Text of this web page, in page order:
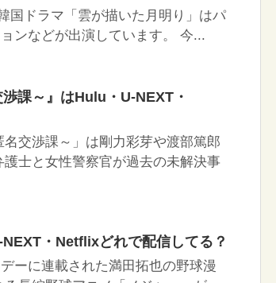
国ドラマ「雲が描いた月明り」はパ
ンなどが出演しています。 今...
課～』はHulu・U-NEXT・
交渉課～」は剛力彩芽や渡部篤郎
士と女性警察官が過去の未解決事
・Netflixどれで配信してる？
ーに連載された満田拓也の野球漫